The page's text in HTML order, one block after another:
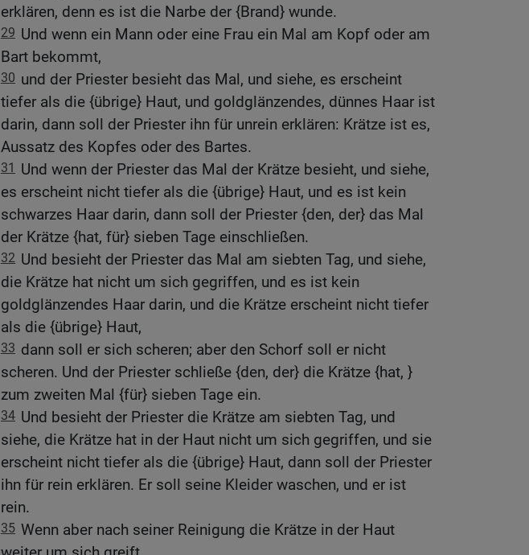
erklären, denn es ist die Narbe der {Brand} wunde.
29 Und wenn ein Mann oder eine Frau ein Mal am Kopf oder am
Bart bekommt,
30 und der Priester besieht das Mal, und siehe, es erscheint
tiefer als die {übrige} Haut, und goldglänzendes, dünnes Haar ist
darin, dann soll der Priester ihn für unrein erklären: Krätze ist es,
Aussatz des Kopfes oder des Bartes.
31 Und wenn der Priester das Mal der Krätze besieht, und siehe,
es erscheint nicht tiefer als die {übrige} Haut, und es ist kein
schwarzes Haar darin, dann soll der Priester {den, der} das Mal
der Krätze {hat, für} sieben Tage einschließen.
32 Und besieht der Priester das Mal am siebten Tag, und siehe,
die Krätze hat nicht um sich gegriffen, und es ist kein
goldglänzendes Haar darin, und die Krätze erscheint nicht tiefer
als die {übrige} Haut,
33 dann soll er sich scheren; aber den Schorf soll er nicht
scheren. Und der Priester schließe {den, der} die Krätze {hat, }
zum zweiten Mal {für} sieben Tage ein.
34 Und besieht der Priester die Krätze am siebten Tag, und
siehe, die Krätze hat in der Haut nicht um sich gegriffen, und sie
erscheint nicht tiefer als die {übrige} Haut, dann soll der Priester
ihn für rein erklären. Er soll seine Kleider waschen, und er ist
rein.
35 Wenn aber nach seiner Reinigung die Krätze in der Haut